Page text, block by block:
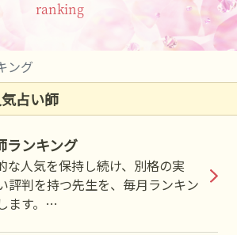
ranking
ング
占い師
ランキング
な人気を保持し続け、別格の実
評判を持つ先生を、毎月ランキン
す。